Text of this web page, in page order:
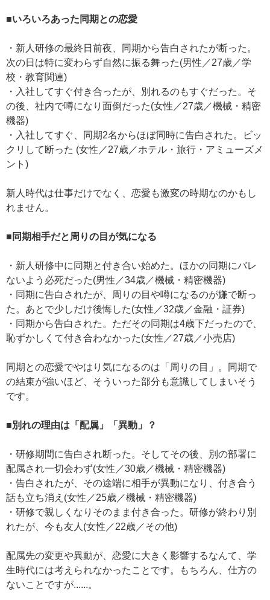
■いろいろあった同期との恋愛
・新人研修の最終日前夜、同期から告白されたが断った。
次の日は特に変わらず自然に振る舞った(男性／27歳／学
校・教育関連)
・入社してすぐ付き合ったが、別れるのもすぐだった。そ
の後、社内で噂になり面倒だった(女性／27歳／機械・精密
機器)
・入社してすぐ、同期2名からほぼ同時に告白された。ビッ
クリして断った (女性／27歳／ホテル・旅行・アミューズメ
ント)
新人時代は仕事だけでなく、恋愛も激変の時期なのかもし
れません。
■同期相手だと周りの目が気になる
・新人研修中に同期と付き合い始めた。ほかの同期にバレ
ないよう必死だった(男性／34歳／機械・精密機器)
・同期に告白されたが、周りの目や噂になるのが嫌で断っ
た。あとで少しだけ後悔した(女性／32歳／金融・証券)
・同期から告白された。ただその同期は4歳下だったので、
恥ずかしくて付き合わなかった(女性／27歳／小売店)
同期との恋愛でやはり気になるのは「周りの目」。同期で
の結束が強いほど、そういった部分も意識してしまいそう
です。
■別れの理由は「配属」「異動」？
・研修期間に告白され断った。そしてその後、別の部署に
配属され一切会わず(女性／30歳／機械・精密機器)
・告白されたが、その途端に相手が異動になり、付き合う
話も立ち消え(女性／25歳／機械・精密機器)
・研修で親しくなりそのまま付き合った。研修が終わり別
れたが、今も友人(女性／22歳／その他)
配属先の変更や異動が、恋愛に大きく影響するなんて、学
生時代には考えられなかったことです。もちろん、仕方の
ないことですが......。